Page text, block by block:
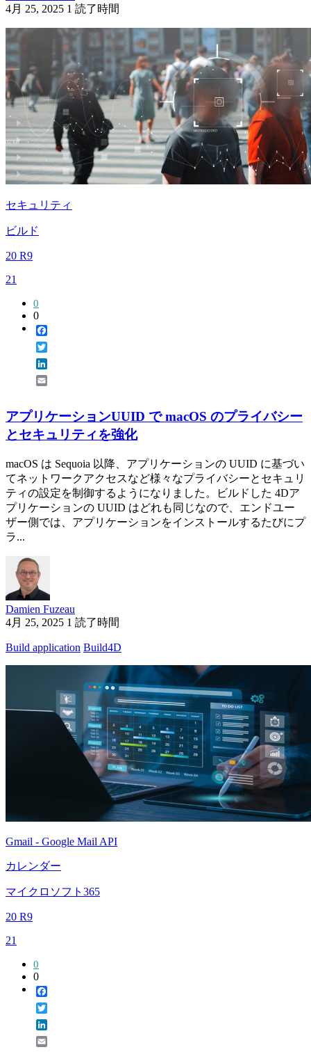
4月 25, 2025 1 読了時間
セキュリティ
ビルド
20 R9
21
0
0
アプリケーションUUID で macOS のプライバシー
とセキュリティを強化
macOS は Sequoia 以降、アプリケーションの UUID に基づい
てネットワークアクセスなど様々なプライバシーとセキュリ
ティの設定を制御するようになりました。ビルドした 4Dア
プリケーションの UUID はどれも同じなので、エンドユー
ザー側では、アプリケーションをインストールするたびにプ
ラ...
Damien Fuzeau
4月 25, 2025 1 読了時間
Build application Build4D
Gmail - Google Mail API
カレンダー
マイクロソフト365
20 R9
21
0
0